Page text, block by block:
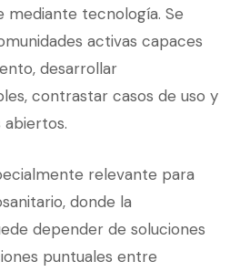
tecnología. Se
activas capaces
desarrollar
contrastar casos de uso y
relevante para
donde la
depender de soluciones
puntuales entre